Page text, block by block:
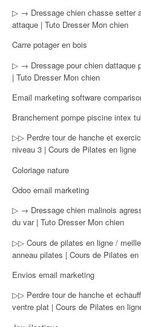
▷ → Dressage chien chasse setter
attaque | Tuto Dresser Mon chien
Carre potager en bois
▷ → Dressage pour chien dattaque
| Tuto Dresser Mon chien
Email marketing software
Branchement pompe piscine intex
▷▷ Perdre tour de hanche et
niveau 3 | Cours de Pilates en ligne
Coloriage nature
Odoo email marketing
▷ → Dressage chien malinois
du var | Tuto Dresser Mon chien
▷▷ Cours de pilates en ligne /
anneau pilates | Cours de Pilates en
Envios email marketing
▷▷ Perdre tour de hanche et
ventre plat | Cours de Pilates en